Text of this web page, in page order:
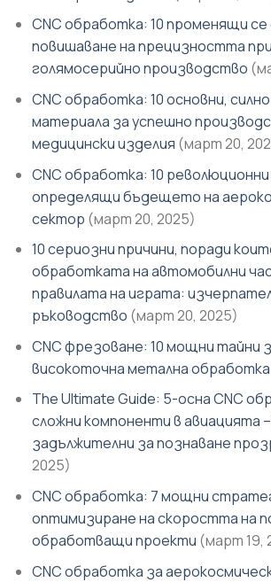
CNC обработка: 10 променящи
повишаване на прецизността при
голямосерийно производство
CNC обработка: 10 основни,
материала за успешно
медицински изделия (март 20,
CNC обработка: 10
определящи бъдещето на
сектор (март 20, 2025)
10 сериозни причини, поради
обработката на автомобилни
правилата на играта:
ръководство (март 20, 2025)
CNC фрезоване: 10 мощни тайни
високоточна метална обработка
The Ultimate Guide: 5-осна CNC
сложни компоненти в авиацията –
задължителни за познаване
2025)
CNC обработка: 7 мощни
оптимизиране на скоростта на
обработващи проекти (март 19,
CNC обработка за